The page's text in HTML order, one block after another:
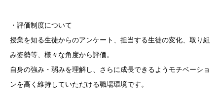
・評価制度について
授業を知る生徒からのアンケート、担当する生徒の変化、取り組
み姿勢等、様々な角度から評価。
自身の強み・弱みを理解し、さらに成長できるようモチベーショ
ンを高く維持していただける職場環境です。